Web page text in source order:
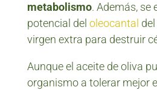
metabolismo. Además, se
potencial del oleocantal
virgen extra para destruir
Aunque el aceite de oliva
organismo a tolerar mejor